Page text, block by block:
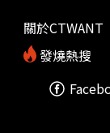
關於CTWANT
發燒熱搜